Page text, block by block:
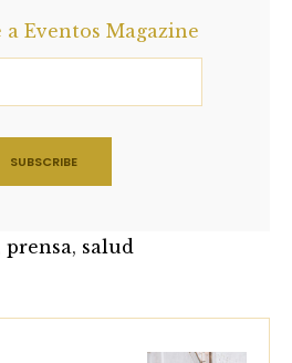
a Eventos Magazine
prensa, salud